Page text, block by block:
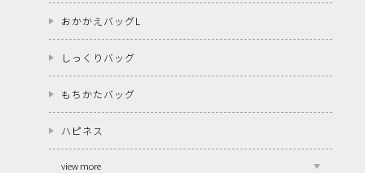
おかかえバッグL
しっくりバッグ
もちかたバッグ
ハピネス
view more